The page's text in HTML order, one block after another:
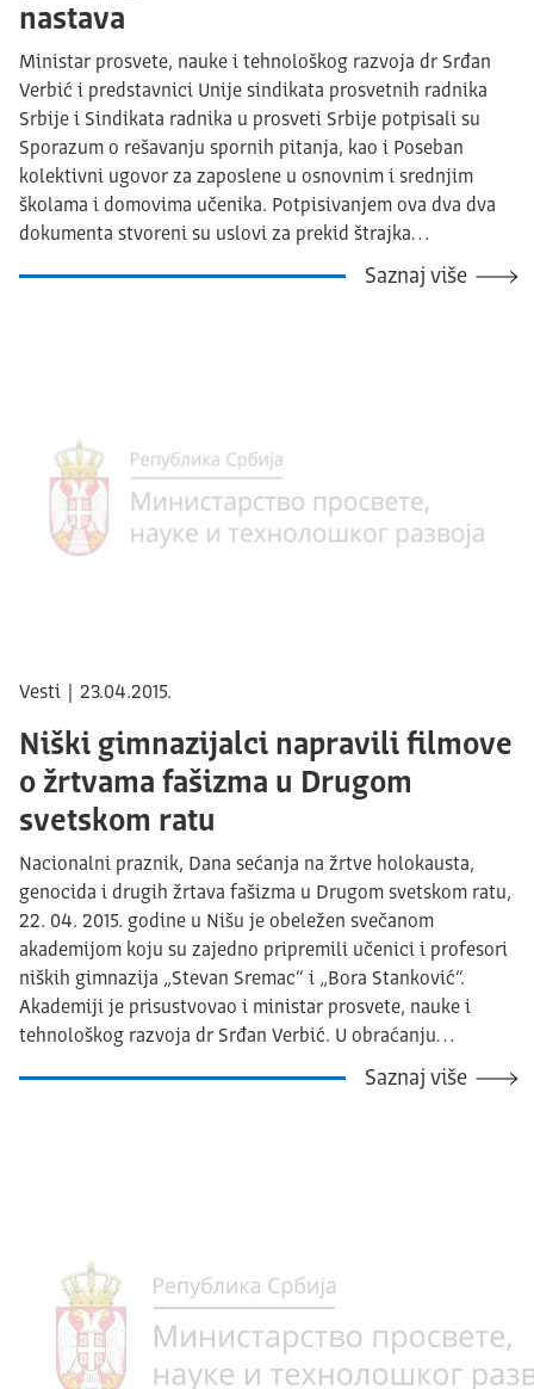
nastava
Ministar prosvete, nauke i tehnološkog razvoja dr Srđan
Verbić i predstavnici Unije sindikata prosvetnih radnika
Srbije i Sindikata radnika u prosveti Srbije potpisali su
Sporazum o rešavanju spornih pitanja, kao i Poseban
kolektivni ugovor za zaposlene u osnovnim i srednjim
školama i domovima učenika. Potpisivanjem ova dva dva
dokumenta stvoreni su uslovi za prekid štrajka…
Saznaj više
Vesti | 23.04.2015.
Niški gimnazijalci napravili filmove
o žrtvama fašizma u Drugom
svetskom ratu
Nacionalni praznik, Dana sećanja na žrtve holokausta,
genocida i drugih žrtava fašizma u Drugom svetskom ratu,
22. 04. 2015. godine u Nišu je obeležen svečanom
akademijom koju su zajedno pripremili učenici i profesori
niških gimnazija „Stevan Sremac“ i „Bora Stanković“.
Akademiji je prisustvovao i ministar prosvete, nauke i
tehnološkog razvoja dr Srđan Verbić. U obraćanju…
Saznaj više